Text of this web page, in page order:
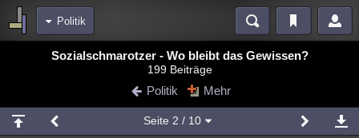
Politik
Blogs Videos
Chat Wiki Neuigkeiten
meine Rubriken
Sozialschmarotzer - Wo bleibt das Gewissen?
199 Beiträge
Politik Mehr
Seite 2 / 10